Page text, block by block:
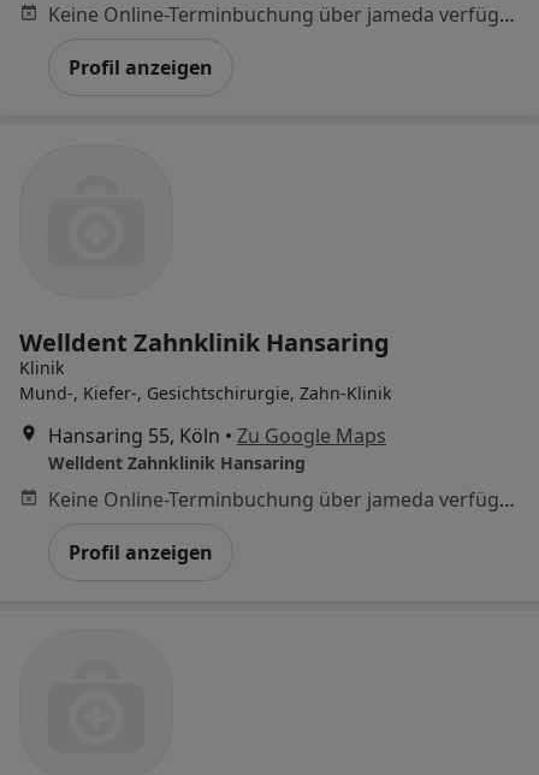
Keine Online-Terminbuchung über jameda verfügbar
Profil anzeigen
Welldent Zahnklinik Hansaring
Klinik
Mund-, Kiefer-, Gesichtschirurgie, Zahn-Klinik
Hansaring 55, Köln • Zu Google Maps
Welldent Zahnklinik Hansaring
Keine Online-Terminbuchung über jameda verfügbar
Profil anzeigen